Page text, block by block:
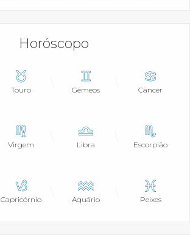
Horóscopo
Touro Gêmeos Câncer
Virgem Libra Escorpião
Capricórnio Aquário Peixes